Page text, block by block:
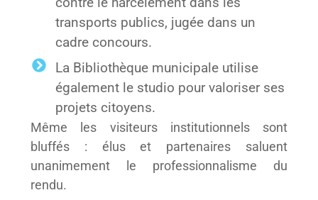
transports publics, jugée dans un
cadre concours.
La Bibliothèque municipale utilise
également le studio pour valoriser ses
projets citoyens.
Même les visiteurs institutionnels sont
bluffés : élus et partenaires saluent
unanimement le professionnalisme du
rendu.